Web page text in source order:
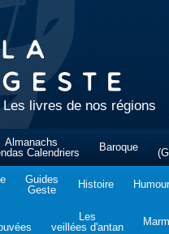
Les livres de nos régions
Almanachs
Calendriers
Baroque
Guides
Geste
Histoire Humour
Les
veillées d'antan